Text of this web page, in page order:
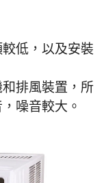
低，以及安裝
排風裝置，所
噪音較大。